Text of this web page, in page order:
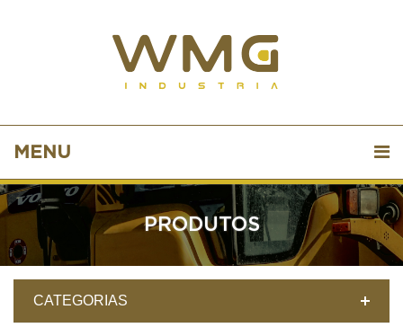
MENU
PRODUTOS
CATEGORIAS